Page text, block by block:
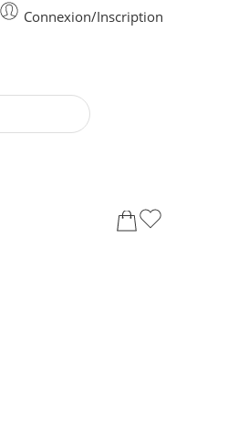
Connexion/Inscription